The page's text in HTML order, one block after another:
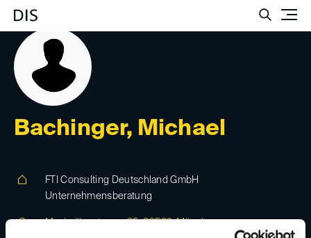
Bachinger, Michael
FTI Consulting Deutschland GmbH
Unternehmensberatung